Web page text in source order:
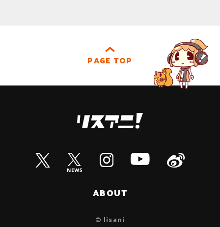
PAGE TOP
ABOUT
© lisani